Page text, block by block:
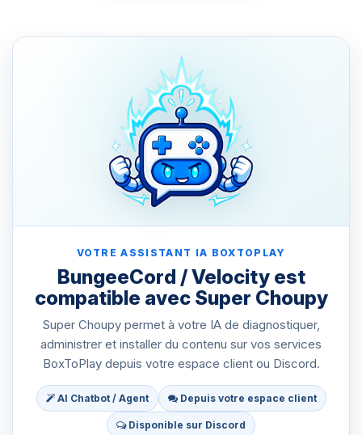
VOTRE ASSISTANT IA BOXTOPLAY
BungeeCord / Velocity est
compatible avec Super Choupy
Super Choupy permet à votre IA de diagnostiquer,
administrer et installer du contenu sur vos services
BoxToPlay depuis votre espace client ou Discord.
AI Chatbot / Agent Depuis votre espace client
Disponible sur Discord